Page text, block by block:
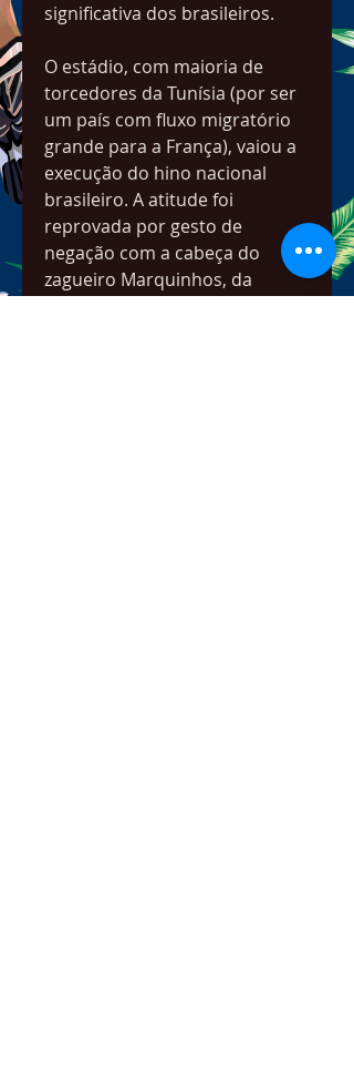
significativa dos brasileiros.
O estádio, com maioria de
torcedores da Tunísia (por ser
um país com fluxo migratório
grande para a França), vaiou a
execução do hino nacional
brasileiro. A atitude foi
reprovada por gesto de
negação com a cabeça do
zagueiro Marquinhos, da